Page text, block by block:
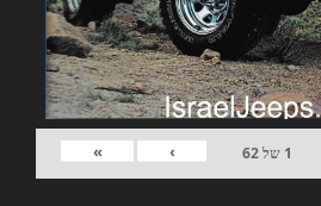
1 של62
›
»